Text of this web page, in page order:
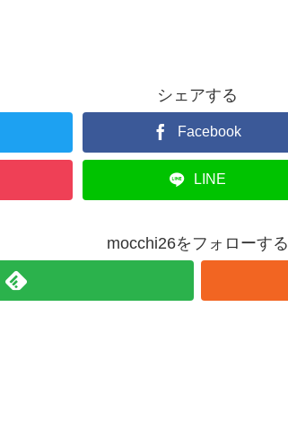
シェアする
Facebook
LINE
mocchi26をフォローする